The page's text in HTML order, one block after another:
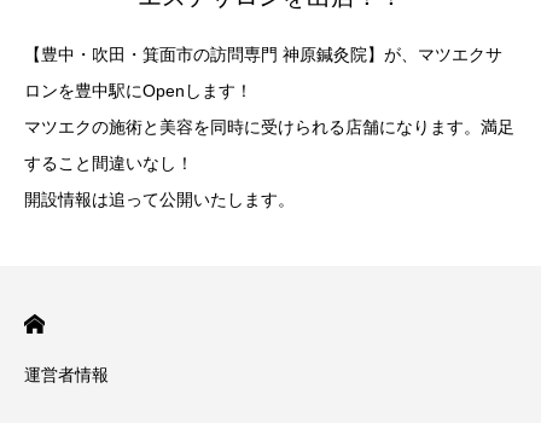
【豊中・吹田・箕面市の訪問専門 神原鍼灸院】が、マツエクサ
ロンを豊中駅にOpenします！
マツエクの施術と美容を同時に受けられる店舗になります。満足
すること間違いなし！
開設情報は追って公開いたします。
運営者情報